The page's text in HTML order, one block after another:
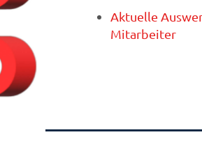
Aktuelle
Mitarbeiter